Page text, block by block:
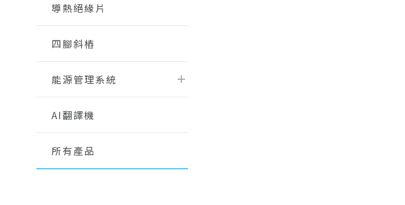
導熱絕緣片
四腳斜樁
能源管理系統
AI翻譯機
所有產品